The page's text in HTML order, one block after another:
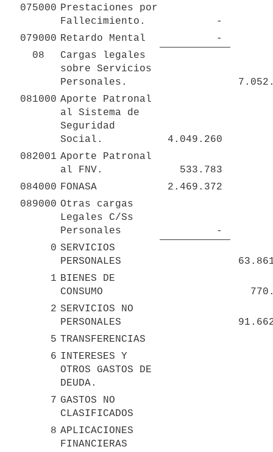
075000 Prestaciones por
Fallecimiento.
-
079000 Retardo Mental
-
08
Cargas legales
sobre Servicios
Personales.
081000 Aporte Patronal
al Sistema de
Seguridad
Social.
4.049.260
082001 Aporte Patronal
al FNV.
533.783
084000 FONASA
2.469.372
089000 Otras cargas
Legales C/Ss
Personales
-
0 SERVICIOS
PERSONALES
1 BIENES DE
CONSUMO
2 SERVICIOS NO
PERSONALES
5 TRANSFERENCIAS
6 INTERESES Y
OTROS GASTOS DE
DEUDA.
7 GASTOS NO
CLASIFICADOS
8 APLICACIONES
FINANCIERAS